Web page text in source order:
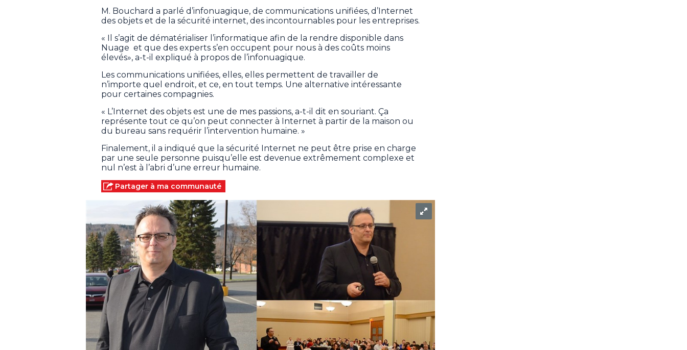
M. Bouchard a parlé d’infonuagique, de communications unifiées, d’Internet
des objets et de la sécurité internet, des incontournables pour les entreprises.
« Il s’agit de dématérialiser l’informatique afin de la rendre disponible dans
Nuage et que des experts s’en occupent pour nous à des coûts moins
élevés», a-t-il expliqué à propos de l’infonuagique.
Les communications unifiées, elles, elles permettent de travailler de
n’importe quel endroit, et ce, en tout temps. Une alternative intéressante
pour certaines compagnies.
« L’Internet des objets est une de mes passions, a-t-il dit en souriant. Ça
représente tout ce qu’on peut connecter à Internet à partir de la maison ou
du bureau sans requérir l’intervention humaine. »
Finalement, il a indiqué que la sécurité Internet ne peut être prise en charge
par une seule personne puisqu’elle est devenue extrêmement complexe et
nul n’est à l’abri d’une erreur humaine.
Partager à ma communauté